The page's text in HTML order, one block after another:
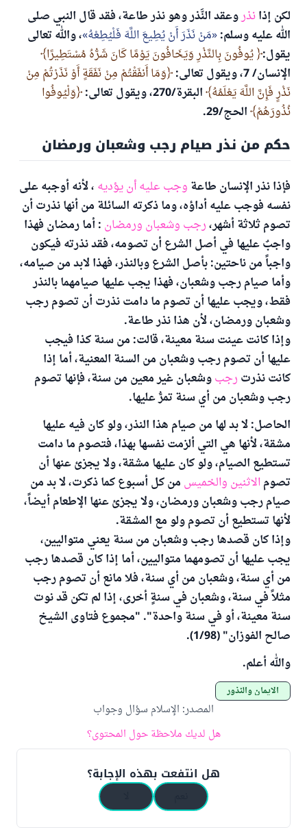
لكن إذانذروعقد النَّذر وهو نذر طاعة، فقد قال النبي صلى
الله عليه وسلم: مَنْ نَذَرَ أَنْ يُطِيعَ اللَّهَ فَلْيُطِعْهُ ، والله تعالى
يقول: يُوفُونَ بِالنَّذْرِ وَيَخَافُونَ يَوْمًا كَانَ شَرُّهُ مُسْتَطِيرًا
الإنسان/ 7، ويقول تعالى:
وَمَا أَنفَقْتُمْ مِنْ نَفَقَةٍ أَوْ نَذَرْتُمْ مِنْ
نَذْرٍ فَإِنَّ اللَّهَ يَعْلَمُهُ البقرة/270، ويقول تعالى:
وَلْيُوفُوا
نُذُورَهُمْ الحج/29.
حكم من نذر صيام رجب وشعبان ورمضان
فإذا نذر الإنسان طاعة وجب عليه أن يؤديه ، لأنه أوجبه على
نفسه فوجب عليه أداؤه، وما ذكرته السائلة من أنها نذرت أن
تصوم ثلاثة أشهر،رجب وشعبان ورمضان : أما رمضان فهذا
واجبٌ عليها في أصل الشرع أن تصومه، فقد نذرته فيكون
واجباً من ناحتين: بأصل الشرع وبالنذر، فهذا لابد من صيامه،
وأما صيام رجب وشعبان، فهذا يجب عليها صيامهما بالنذر
فقط، ويجب عليها أن تصوم ما دامت نذرت أن تصوم رجب
وشعبان ورمضان، لأن هذا نذر طاعة.
وإذا كانت عينت سنة معينة، قالت: من سنة كذا فيجب
عليها أن تصوم رجب وشعبان من السنة المعنية، أما إذا
كانت نذرت رجبوشعبان غير معين من سنة، فإنها تصوم
رجب وشعبان من أي سنة تمرُّ عليها.
الحاصل: لا بد لها من صيام هذا النذر، ولو كان فيه عليها
مشقة، لأنها هي التي ألزمت نفسها بهذا، فتصوم ما دامت
تستطيع الصيام، ولو كان عليها مشقة، ولا يجزئ عنها أن
تصومالاثنين والخميس من كل أسبوع كما ذكرت، لا بد من
صيام رجب وشعبان ورمضان، ولا يجزئ عنها الإطعام أيضاً،
لأنها تستطيع أن تصوم ولو مع المشقة.
وإذا كان قصدها رجب وشعبان من سنة يعني متواليين،
يجب عليها أن تصومهما متواليين، أما إذا كان قصدها رجب
من أي سنة، وشعبان من أي سنة، فلا مانع أن تصوم رجب
مثلاً في سنة، وشعبان في سنةٍ أخرى، إذا لم تكن قد نوت
سنة معينة، أو في سنة واحدة". "مجموع فتاوى الشيخ
صالح الفوزان" (1/98).
والله أعلم.
الأيمان والنذور
المصدر: الإسلام سؤال وجواب
هل لديك ملاحظة حول المحتوى؟
هل انتفعت بهذه الإجابة؟